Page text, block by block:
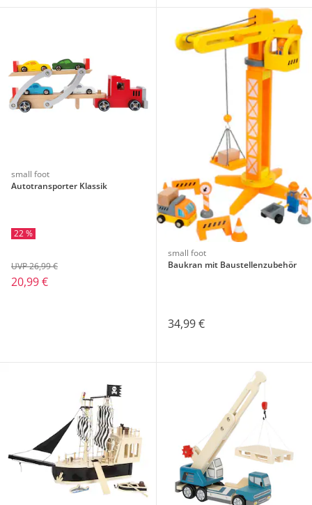
small foot
Autotransporter Klassik
22 %
20,99 €
UVP 26,99 €
small foot
Baukran mit Baustellenzubehör
34,99 €